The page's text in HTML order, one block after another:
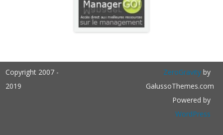
Copyright 2007 -
2019
ZeroGravityby
GalussoThemes.com
Powered by
WordPress